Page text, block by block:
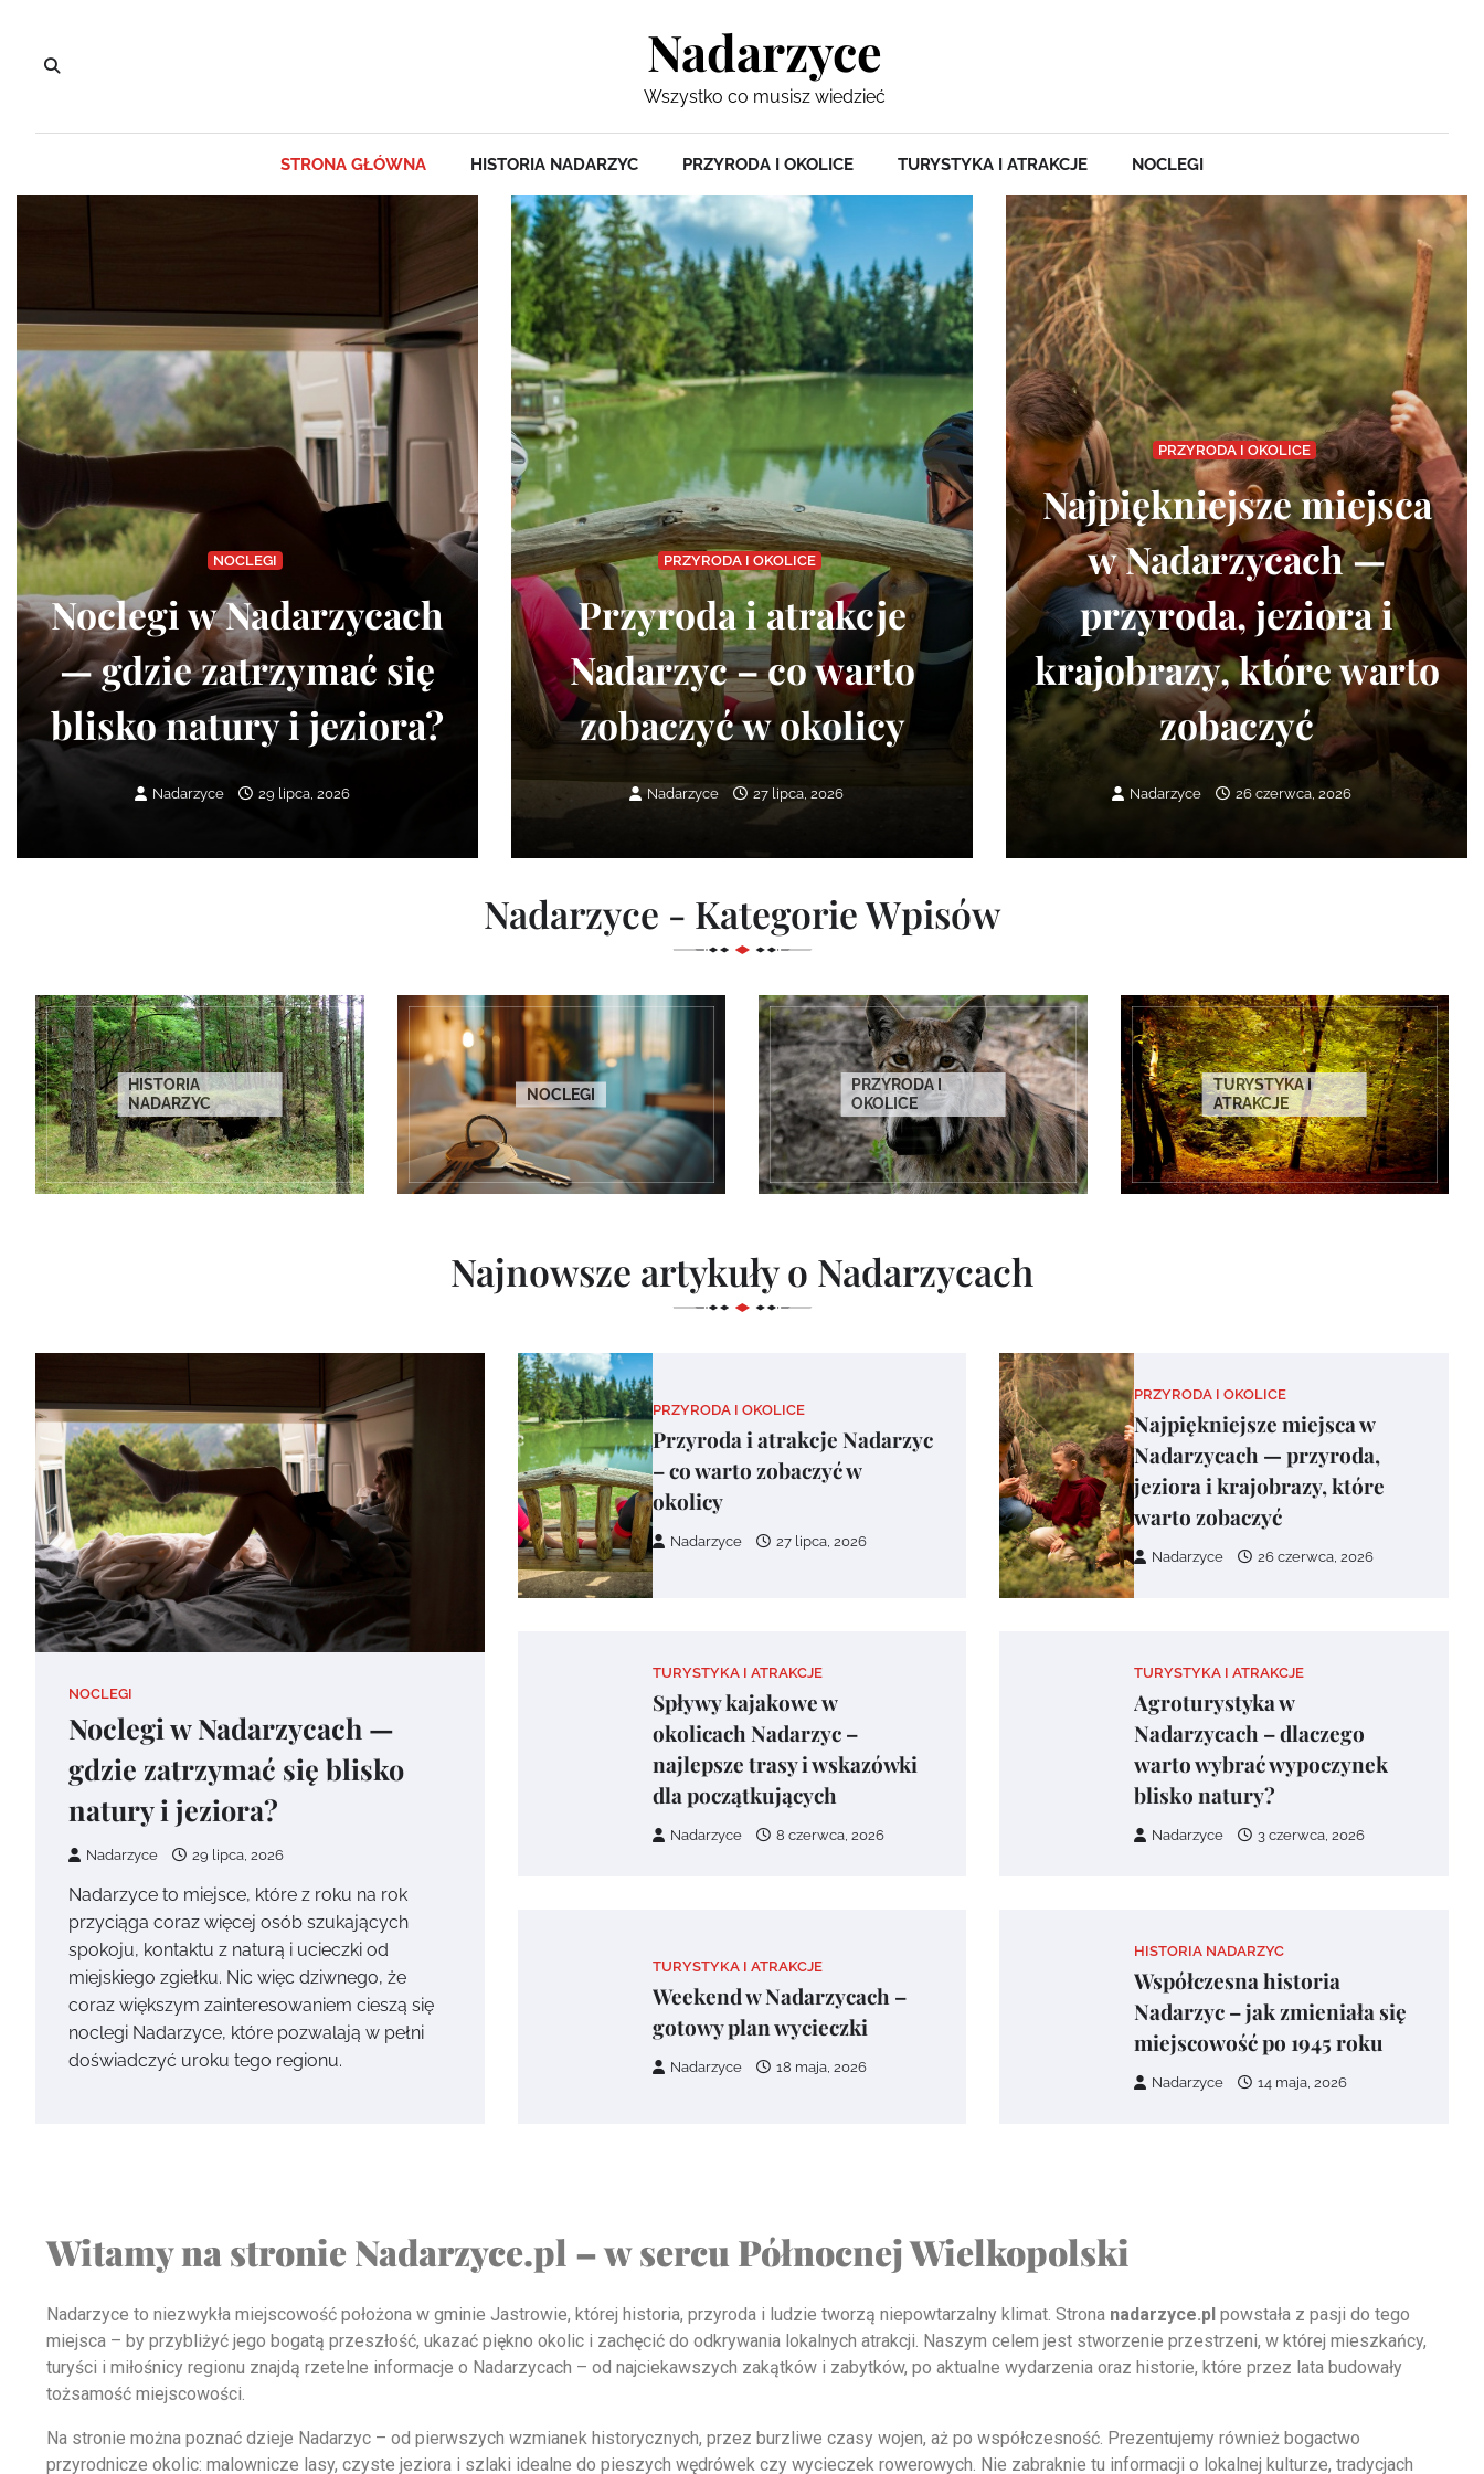
Nadarzyce
Wszystko co musisz wiedzieć
STRONA GŁÓWNA HISTORIA NADARZYC PRZYRODA I OKOLICE TURYSTYKA I ATRAKCJE NOCLEGI
NOCLEGI
Noclegi w Nadarzycach
— gdzie zatrzymać się
blisko natury i jeziora?
Nadarzyce 29 lipca, 2026
PRZYRODA I OKOLICE
Przyroda i atrakcje
Nadarzyc – co warto
zobaczyć w okolicy
Nadarzyce 27 lipca, 2026
PRZYRODA I OKOLICE
Najpiękniejsze miejsca
w Nadarzycach —
przyroda, jeziora i
krajobrazy, które warto
zobaczyć
Nadarzyce 26 czerwca, 2026
Nadarzyce - Kategorie Wpisów
HISTORIA
NADARZYC
NOCLEGI
PRZYRODA I
OKOLICE
TURYSTYKA I
ATRAKCJE
Najnowsze artykuły o Nadarzycach
NOCLEGI
Noclegi w Nadarzycach —
gdzie zatrzymać się blisko
natury i jeziora?
Nadarzyce 29 lipca, 2026
Nadarzyce to miejsce, które z roku na rok
przyciąga coraz więcej osób szukających
spokoju, kontaktu z naturą i ucieczki od
miejskiego zgiełku. Nic więc dziwnego, że
coraz większym zainteresowaniem cieszą się
noclegi Nadarzyce, które pozwalają w pełni
doświadczyć uroku tego regionu.
PRZYRODA I OKOLICE
Przyroda i atrakcje Nadarzyc
– co warto zobaczyć w
okolicy
Nadarzyce 27 lipca, 2026
PRZYRODA I OKOLICE
Najpiękniejsze miejsca w
Nadarzycach — przyroda,
jeziora i krajobrazy, które
warto zobaczyć
Nadarzyce 26 czerwca, 2026
TURYSTYKA I ATRAKCJE
Spływy kajakowe w
okolicach Nadarzyc –
najlepsze trasy i wskazówki
dla początkujących
Nadarzyce 8 czerwca, 2026
TURYSTYKA I ATRAKCJE
Agroturystyka w
Nadarzycach – dlaczego
warto wybrać wypoczynek
blisko natury?
Nadarzyce 3 czerwca, 2026
TURYSTYKA I ATRAKCJE
Weekend w Nadarzycach –
gotowy plan wycieczki
Nadarzyce 18 maja, 2026
HISTORIA NADARZYC
Współczesna historia
Nadarzyc – jak zmieniała się
miejscowość po 1945 roku
Nadarzyce 14 maja, 2026
Witamy na stronie Nadarzyce.pl – w sercu Północnej Wielkopolski
Nadarzyce to niezwykła miejscowość położona w gminie Jastrowie, której historia, przyroda i ludzie tworzą niepowtarzalny klimat. Strona nadarzyce.pl powstała z pasji do tego
miejsca – by przybliżyć jego bogatą przeszłość, ukazać piękno okolic i zachęcić do odkrywania lokalnych atrakcji. Naszym celem jest stworzenie przestrzeni, w której mieszkańcy,
turyści i miłośnicy regionu znajdą rzetelne informacje o Nadarzycach – od najciekawszych zakątków i zabytków, po aktualne wydarzenia oraz historie, które przez lata budowały
tożsamość miejscowości.
Na stronie można poznać dzieje Nadarzyc – od pierwszych wzmianek historycznych, przez burzliwe czasy wojen, aż po współczesność. Prezentujemy również bogactwo
przyrodnicze okolic: malownicze lasy, czyste jeziora i szlaki idealne do pieszych wędrówek czy wycieczek rowerowych. Nie zabraknie tu informacji o lokalnej kulturze, tradycjach